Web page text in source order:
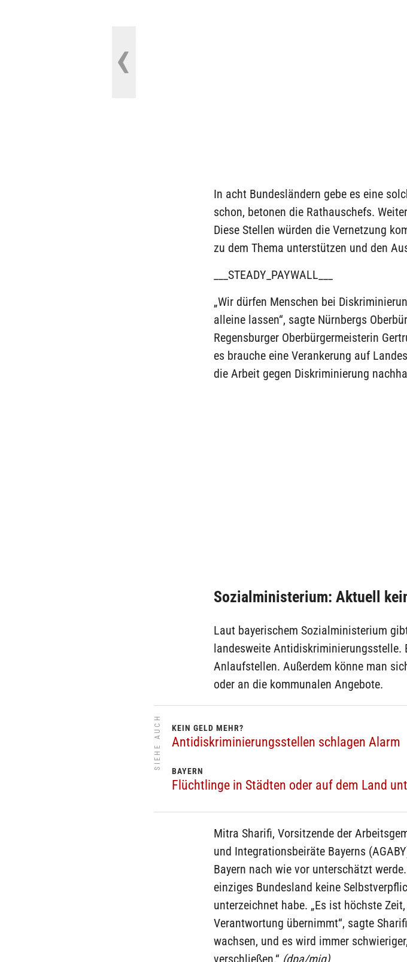
In acht Bundesländern gebe es eine
schon, betonen die Rathauschefs.
Diese Stellen würden die Vernetzung
zu dem Thema unterstützen und den
___STEADY_PAYWALL___
„Wir dürfen Menschen bei
alleine lassen“, sagte Nürnbergs
Regensburger Oberbürgermeisterin
es brauche eine Verankerung auf
die Arbeit gegen Diskriminierung
Sozialministerium: Aktuell
Laut bayerischem Sozialministerium
landesweite Antidiskriminierungsstelle.
Anlaufstellen. Außerdem könne man
oder an die kommunalen Angebote.
SIEHE AUCH KEIN GELD MEHR?
Antidiskriminierungsstellen schlagen Alarm
BAYERN
Flüchtlinge in Städten oder auf dem Land
Mitra Sharifi, Vorsitzende der
und Integrationsbeiräte Bayerns
Bayern nach wie vor unterschätzt
einziges Bundesland keine
unterzeichnet habe. „Es ist höchste
Verantwortung übernimmt“, sagte
wachsen, und es wird immer
verschließen.“ (dpa/mig)